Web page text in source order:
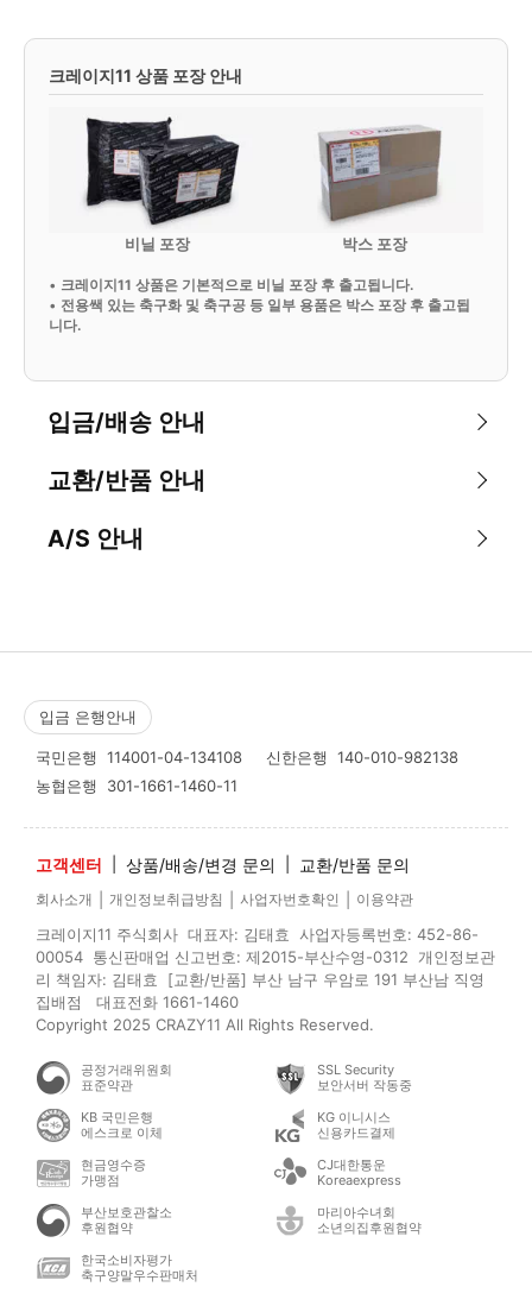
크레이지11 상품 포장 안내
비닐 포장 박스 포장
• 크레이지11 상품은 기본적으로 비닐 포장 후 출고됩니다.
• 전용쌕 있는 축구화 및 축구공 등 일부 용품은 박스 포장 후 출고됩
니다.
입금/배송 안내
교환/반품 안내
A/S 안내
입금 은행안내
국민은행 114001-04-134108 신한은행 140-010-982138
농협은행 301-1661-1460-11
고객센터 상품/배송/변경 문의 교환/반품 문의
회사소개 개인정보취급방침 사업자번호확인 이용약관
크레이지11 주식회사 대표자: 김태효 사업자등록번호: 452-86-
00054 통신판매업 신고번호: 제2015-부산수영-0312 개인정보관
리 책임자: 김태효 [교환/반품] 부산 남구 우암로 191 부산남 직영
집배점 대표전화 1661-1460
Copyright 2025 CRAZY11 All Rights Reserved.
공정거래위원회
표준약관
SSL Security
보안서버 작동중
KB 국민은행
에스크로 이체
KG 이니시스
신용카드결제
현금영수증
가맹점
CJ대한통운
Koreaexpress
부산보호관찰소
후원협약
마리아수녀회
소년의집후원협약
한국소비자평가
축구양말우수판매처